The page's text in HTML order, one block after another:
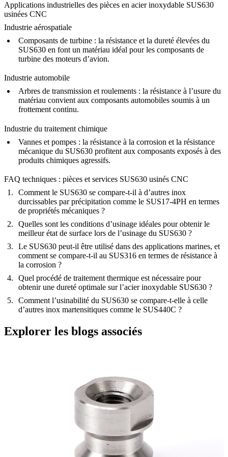
Applications industrielles des pièces en acier inoxydable SUS630
usinées CNC
Industrie aérospatiale
Composants de turbine : la résistance et la dureté élevées du
SUS630 en font un matériau idéal pour les composants de
turbine des moteurs d’avion.
Industrie automobile
Arbres de transmission et roulements : la résistance à l’usure du
matériau convient aux composants automobiles soumis à un
frottement continu.
Industrie du traitement chimique
Vannes et pompes : la résistance à la corrosion et la résistance
mécanique du SUS630 profitent aux composants exposés à des
produits chimiques agressifs.
FAQ techniques : pièces et services SUS630 usinés CNC
Comment le SUS630 se compare-t-il à d’autres inox
durcissables par précipitation comme le SUS17-4PH en termes
de propriétés mécaniques ?
Quelles sont les conditions d’usinage idéales pour obtenir le
meilleur état de surface lors de l’usinage du SUS630 ?
Le SUS630 peut-il être utilisé dans des applications marines, et
comment se compare-t-il au SUS316 en termes de résistance à
la corrosion ?
Quel procédé de traitement thermique est nécessaire pour
obtenir une dureté optimale sur l’acier inoxydable SUS630 ?
Comment l’usinabilité du SUS630 se compare-t-elle à celle
d’autres inox martensitiques comme le SUS440C ?
Explorer les blogs associés